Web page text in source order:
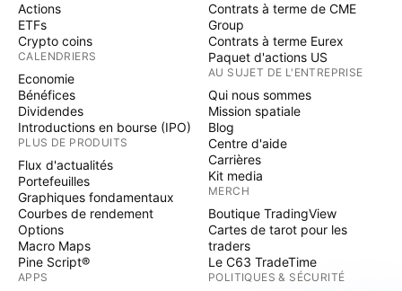
Actions
ETFs
Crypto coins
CALENDRIERS
Economie
Bénéfices
Dividendes
Introductions en bourse (IPO)
PLUS DE PRODUITS
Flux d'actualités
Portefeuilles
Graphiques fondamentaux
Courbes de rendement
Options
Macro Maps
Pine Script®
APPS
Contrats à terme de CME
Group
Contrats à terme Eurex
Paquet d'actions US
AU SUJET DE L'ENTREPRISE
Qui nous sommes
Mission spatiale
Blog
Centre d'aide
Carrières
Kit media
MERCH
Boutique TradingView
Cartes de tarot pour les
traders
Le C63 TradeTime
POLITIQUES & SÉCURITÉ